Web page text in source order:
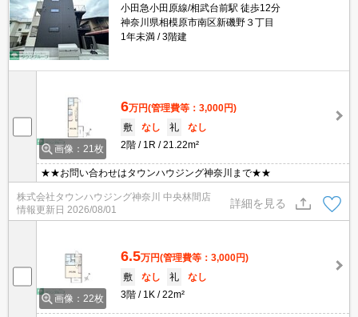
小田急小田原線/相武台前駅 徒歩12分
神奈川県相模原市南区新磯野３丁目
1年未満
3階建
画像：21枚
6万円(管理費等：3,000円)
敷
なし 礼
なし
2階
1R 21.22m²
★★お問い合わせはタウンハウジング神奈川まで★★
株式会社タウンハウジング神奈川 中央林間店
情報更新日 2026/08/01
詳細を見る
画像：22枚
6.5万円(管理費等：3,000円)
敷
なし 礼
なし
3階
1K 22m²